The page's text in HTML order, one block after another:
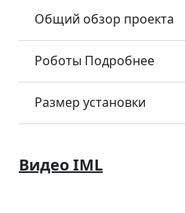
Общий обзор проекта
Роботы Подробнее
Размер установки
Видео IML